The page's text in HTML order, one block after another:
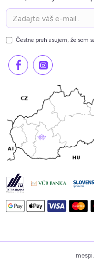
Čestne prehlasujem, že som